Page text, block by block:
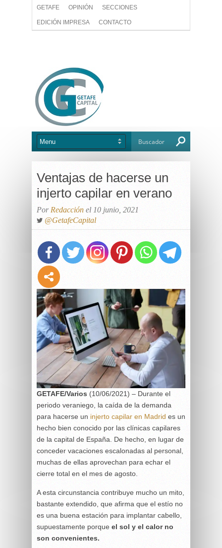
GETAFE OPINIÓN SECCIONES
EDICIÓN IMPRESA CONTACTO
Ventajas de hacerse un
injerto capilar en verano
Por Redacción el 10 junio, 2021
@GetafeCapital
GETAFE/Varios (10/06/2021) – Durante el
periodo veraniego, la caída de la demanda
para hacerse un injerto capilar en Madrid es un
hecho bien conocido por las clínicas capilares
de la capital de España. De hecho, en lugar de
conceder vacaciones escalonadas al personal,
muchas de ellas aprovechan para echar el
cierre total en el mes de agosto.
A esta circunstancia contribuye mucho un mito,
bastante extendido, que afirma que el estío no
es una buena estación para implantar cabello,
supuestamente porque el sol y el calor no
son convenientes.